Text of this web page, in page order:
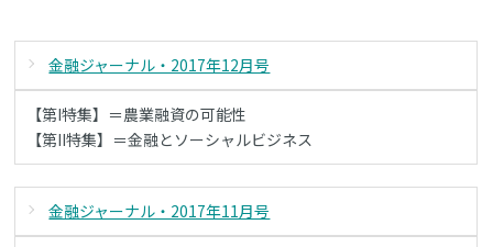
金融ジャーナル・2017年12月号
【第I特集】＝農業融資の可能性
【第II特集】＝金融とソーシャルビジネス
金融ジャーナル・2017年11月号